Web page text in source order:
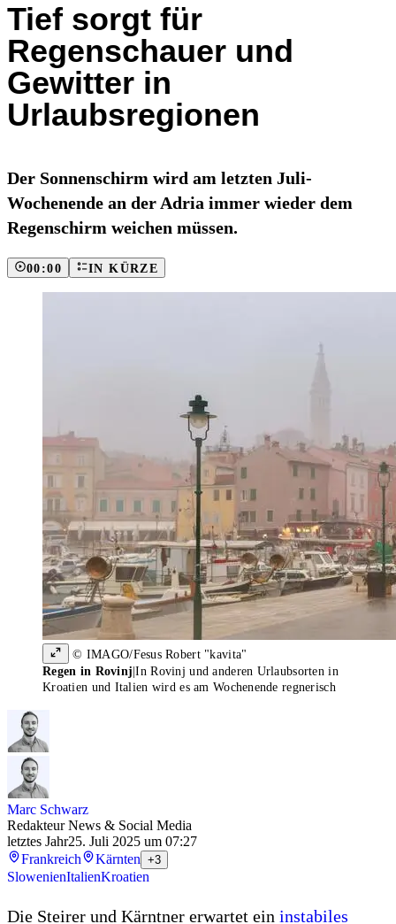
Tief sorgt für
Regenschauer und
Gewitter in
Urlaubsregionen
Der Sonnenschirm wird am letzten Juli-
Wochenende an der Adria immer wieder dem
Regenschirm weichen müssen.
00:00 IN KÜRZE
© IMAGO/Fesus Robert "kavita"
Regen in Rovinj |In Rovinj und anderen Urlaubsorten in
Kroatien und Italien wird es am Wochenende regnerisch
Marc Schwarz
Redakteur News & Social Media
letztes Jahr25. Juli 2025 um 07:27
Frankreich
Kärnten +3
SlowenienItalienKroatien
Die Steirer und Kärntner erwartet ein instabiles